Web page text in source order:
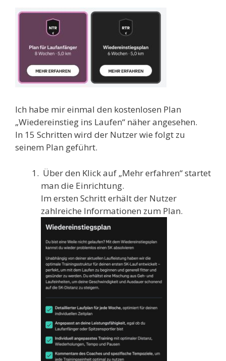
Ich habe mir einmal den kostenlosen Plan
„Wiedereinstieg ins Laufen“ näher angesehen.
In 15 Schritten wird der Nutzer wie folgt zu
seinem Plan geführt.
Über den Klick auf „Mehr erfahren“ startet
man die Einrichtung.
Im ersten Schritt erhält der Nutzer
zahlreiche Informationen zum Plan.